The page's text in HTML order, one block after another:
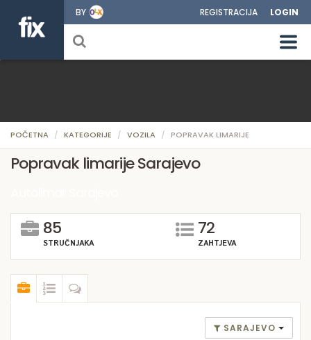
BY REGISTRACIJA LOGIN
POČETNA KATEGORIJE VOZILA POPRAVAK LIMARIJE
Popravak limarije Sarajevo
85
STRUČNJAKA
72
ZAHTJEVA
SARAJEVO